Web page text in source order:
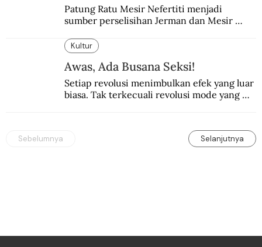
Patung Ratu Mesir Nefertiti menjadi
sumber perselisihan Jerman dan Mesir
Kultur
Awas, Ada Busana Seksi!
Setiap revolusi menimbulkan efek yang luar
biasa. Tak terkecuali revolusi mode yang
Sebelumnya Selanjutnya